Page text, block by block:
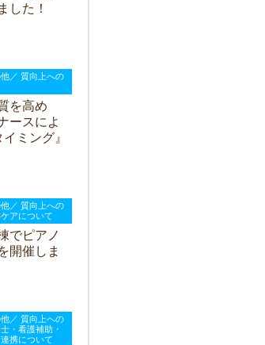
した！
／ 質向上への
を高め
ースによ
ミング』
／ 質向上への
アについて
でピアノ
開催しま
／ 質向上への
・看護補助・
携について